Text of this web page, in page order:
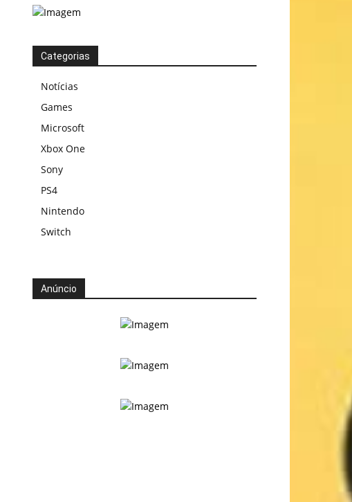
Categorias
Notícias
Games
Microsoft
Xbox One
Sony
PS4
Nintendo
Switch
Anúncio